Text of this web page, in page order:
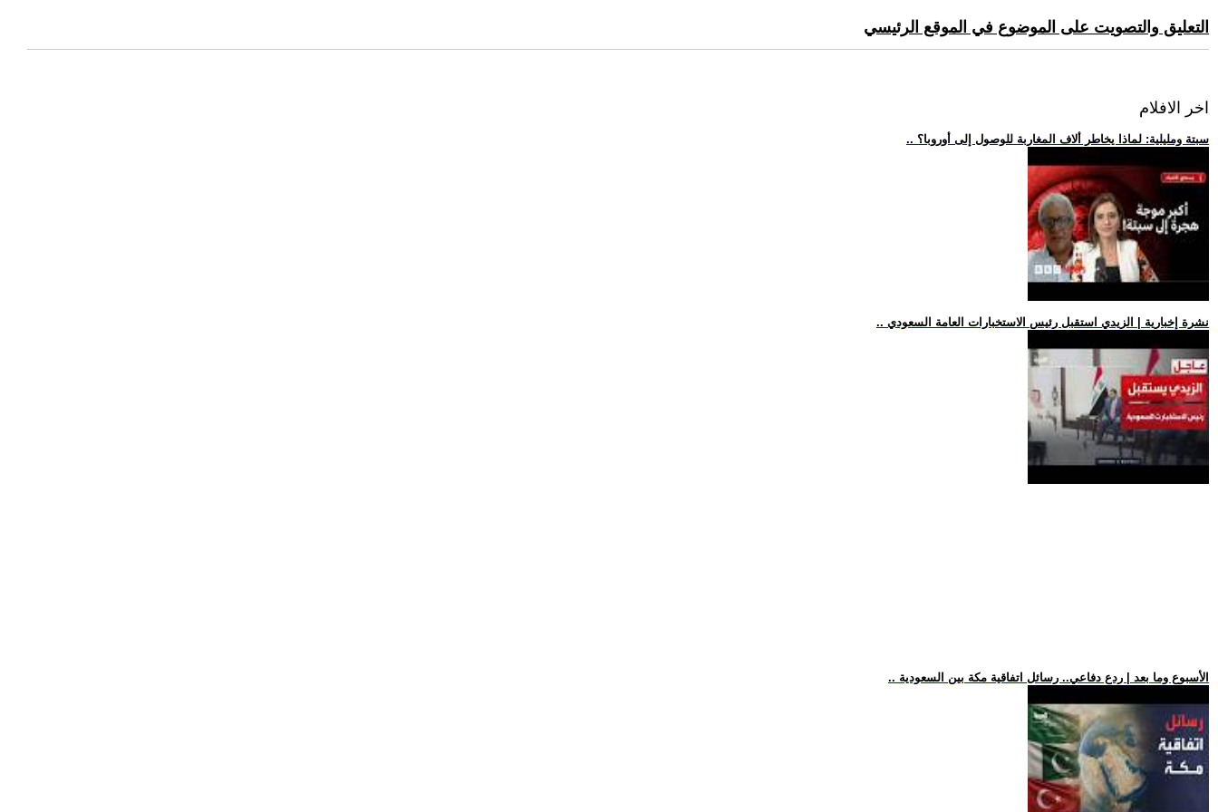
التعليق والتصويت على الموضوع في الموقع الرئيسي
اخر الافلام
.. سبتة ومليلية: لماذا يخاطر ألاف المغاربة للوصول إلى أوروبا؟
.. نشرة إخبارية | الزيدي استقبل رئيس الاستخبارات العامة السعودي
.. الأسبوع وما بعد | ردع دفاعي.. رسائل اتفاقية مكة بين السعودية